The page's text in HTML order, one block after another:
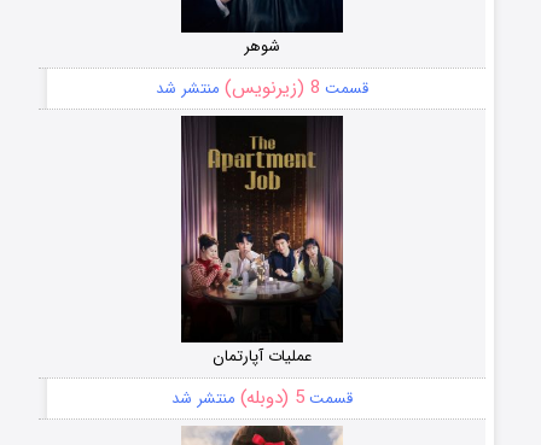
شوهر
قسمت 8 (زیرنویس) منتشر شد
عملیات آپارتمان
قسمت5 (دوبله) منتشر شد